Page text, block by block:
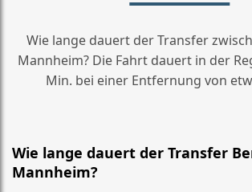
Wie lange dauert der Transfer
Mannheim? Die Fahrt dauert in der
Min. bei einer Entfernung von
Wie lange dauert der Transfer
Mannheim?